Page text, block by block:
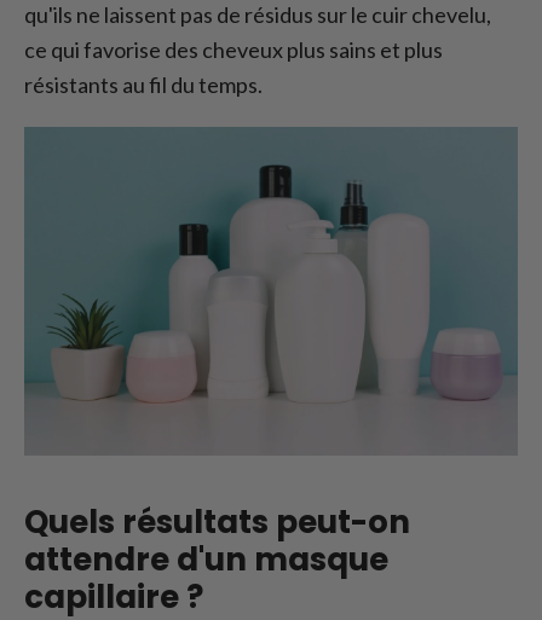
qu'ils ne laissent pas de résidus sur le cuir chevelu,
ce qui favorise des cheveux plus sains et plus
résistants au fil du temps.
Quels résultats peut-on
attendre d'un masque
capillaire ?